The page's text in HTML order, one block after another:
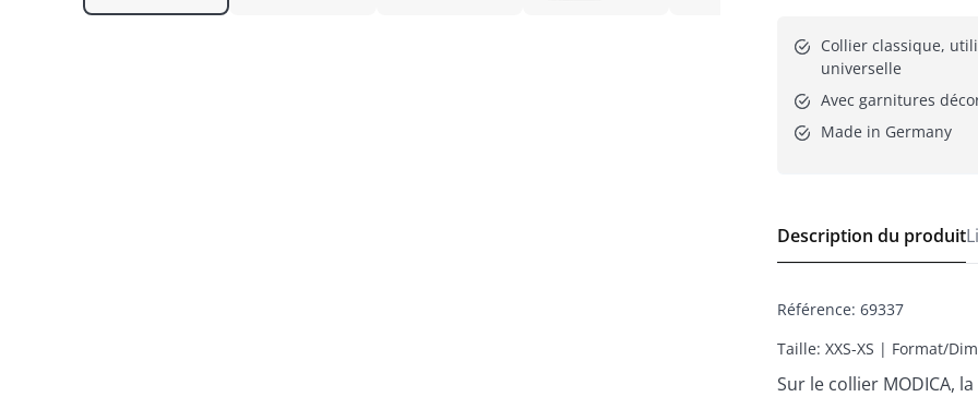
Collier classique,
universelle
Avec garnitures
Made in Germany
Description du produit
Référence: 69337
Taille: XXS-XS | Format/
Sur le collier MODICA,